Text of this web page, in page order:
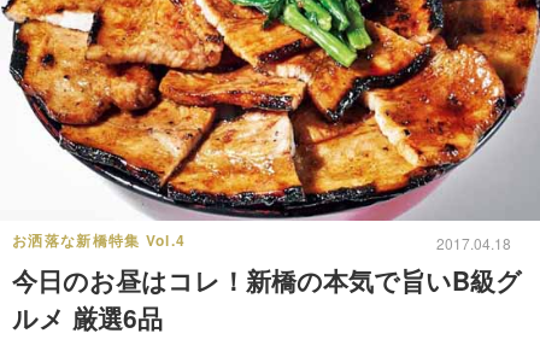
お洒落な新橋特集 Vol.4 2017.04.18
今日のお昼はコレ！新橋の本気で旨いB級グ
ルメ 厳選6品